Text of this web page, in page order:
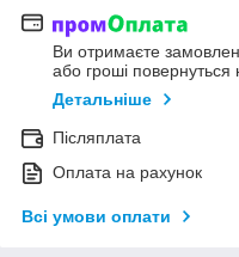
Ви отримаєте
або гроші повернуться
Детальніше
Післяплата
Оплата на рахунок
Всі умови оплати